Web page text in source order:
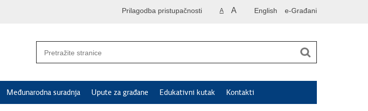
English e-Građani
A A
Prilagodba pristupačnosti
Međunarodna suradnja Upute za građane Edukativni kutak Kontakti